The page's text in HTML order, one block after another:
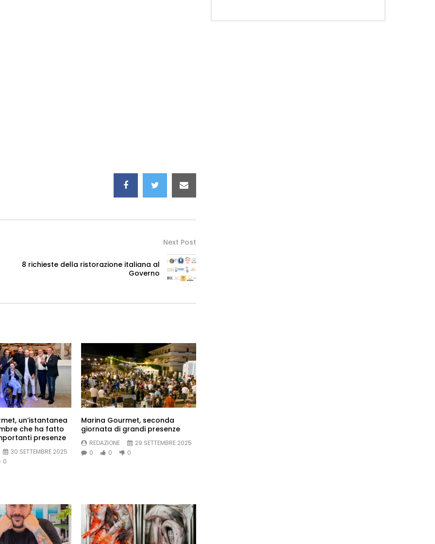
Next Post
8 richieste della ristorazione italiana al
Governo
un’istantanea
che ha fatto
presenze
30 SETTEMBRE 2025
0
Marina Gourmet, seconda
giornata di grandi presenze
REDAZIONE
29 SETTEMBRE 2025
0
0 0